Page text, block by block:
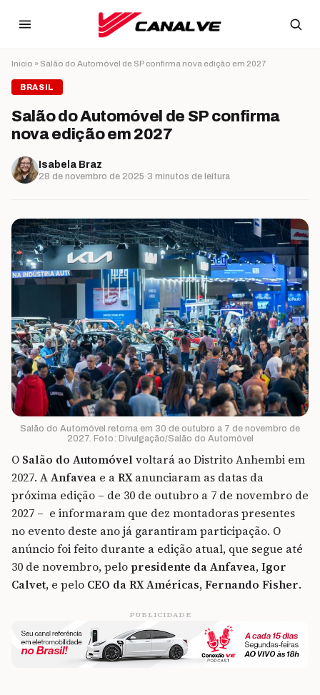
Início » Salão do Automóvel de SP confirma nova edição em 2027
BRASIL
Salão do Automóvel de SP confirma
nova edição em 2027
Isabela Braz
28 de novembro de 2025·3 minutos de leitura
Salão do Automóvel retorna em 30 de outubro a 7 de novembro de
2027. Foto: Divulgação/Salão do Automóvel
O Salão do Automóvelvoltará ao Distrito Anhembi em
2027. AAnfavea e aRXanunciaram as datas da
próxima edição – de 30 de outubro a 7 de novembro de
2027 – e informaram que dez montadoras presentes
no evento deste ano já garantiram participação. O
anúncio foi feito durante a edição atual, que segue até
30 de novembro, pelo presidente da Anfavea, Igor
Calvet, e pelo CEO da RX Américas, Fernando Fisher.
PUBLICIDADE